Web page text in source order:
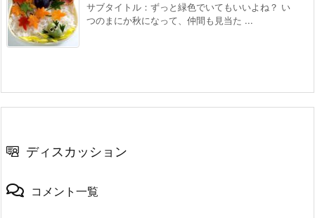
サブタイトル：ずっと緑色でいてもいいよね？ い
つのまにか秋になって、仲間も見当た ...
ディスカッション
コメント一覧